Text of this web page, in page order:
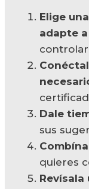
Elige
adapte
Dale
sus
quieres
Revísala